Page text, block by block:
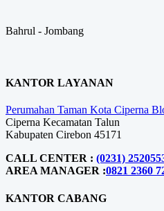
Bahrul - Jombang
KANTOR LAYANAN
Perumahan Taman Kota Ciperna
Ciperna Kecamatan Talun
Kabupaten Cirebon 45171
CALL CENTER : (0231)
AREA MANAGER :0821 2360
KANTOR CABANG